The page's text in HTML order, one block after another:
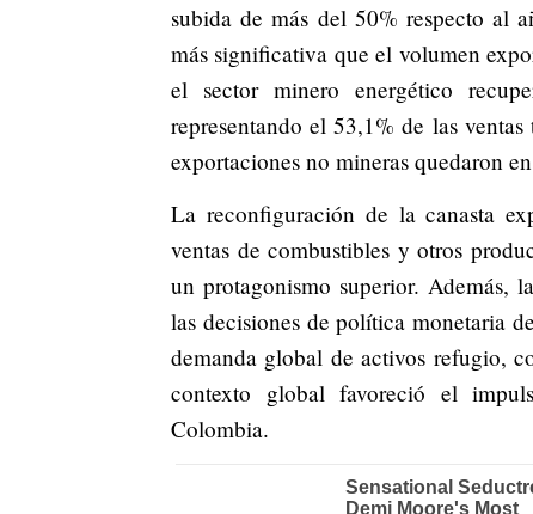
subida de más del 50% respecto al
más significativa que el volumen
el sector minero energético
representando el 53,1% de las
exportaciones no mineras quedaron
La reconfiguración de la canasta
ventas de combustibles y otros
un protagonismo superior. Además,
las decisiones de política monetaria
demanda global de activos refugio,
contexto global favoreció el
Colombia.